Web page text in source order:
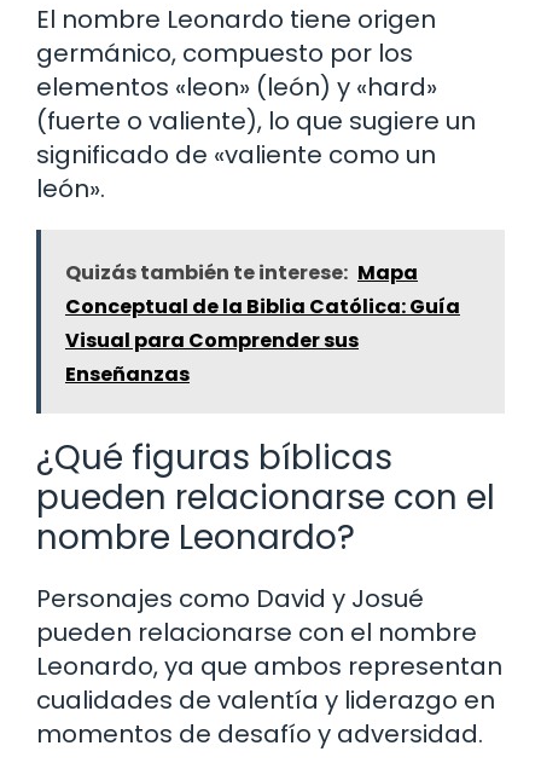
El nombre Leonardo tiene origen
germánico, compuesto por los
elementos «leon» (león) y «hard»
(fuerte o valiente), lo que sugiere un
significado de «valiente como un
león».
Quizás también te interese: Mapa
Conceptual de la Biblia Católica: Guía
Visual para Comprender sus
Enseñanzas
¿Qué figuras bíblicas
pueden relacionarse con el
nombre Leonardo?
Personajes como David y Josué
pueden relacionarse con el nombre
Leonardo, ya que ambos representan
cualidades de valentía y liderazgo en
momentos de desafío y adversidad.